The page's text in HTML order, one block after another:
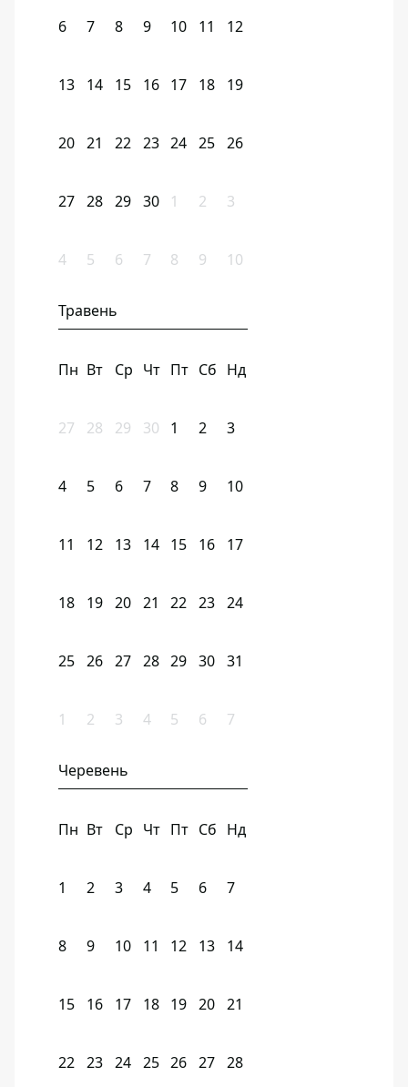
6 7 8 9 10 11 12
13 14 15 16 17 18 19
20 21 22 23 24 25 26
27 28 29 30 1 2 3
4 5 6 7 8 9 10
Травень
Пн Вт Ср Чт Пт Сб Нд
27 28 29 30 1 2 3
4 5 6 7 8 9 10
11 12 13 14 15 16 17
18 19 20 21 22 23 24
25 26 27 28 29 30 31
1 2 3 4 5 6 7
Черевень
Пн Вт Ср Чт Пт Сб Нд
1 2 3 4 5 6 7
8 9 10 11 12 13 14
15 16 17 18 19 20 21
22 23 24 25 26 27 28